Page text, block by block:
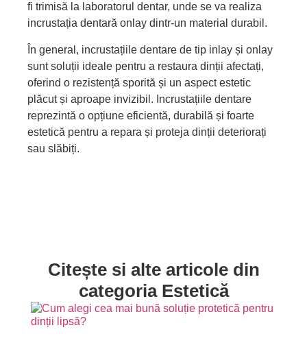
fi trimisă la laboratorul dentar, unde se va realiza
incrustația dentară onlay dintr-un material durabil.
În general, incrustațiile dentare de tip inlay și onlay
sunt soluții ideale pentru a restaura dinții afectați,
oferind o rezistență sporită și un aspect estetic
plăcut și aproape invizibil. Incrustațiile dentare
reprezintă o opțiune eficientă, durabilă și foarte
estetică pentru a repara și proteja dinții deteriorați
sau slăbiți.
Citește si alte articole din
categoria Estetică